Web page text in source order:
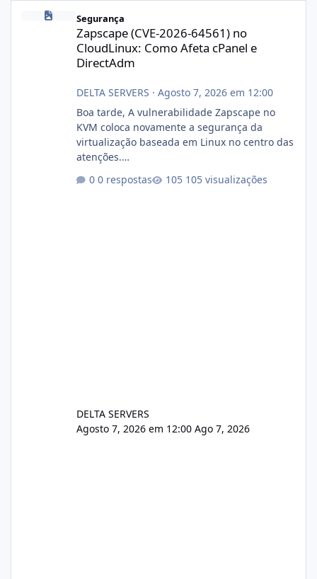
Zapscape (CVE-2026-64561) no CloudLinux: Como Afeta cPanel
Segurança
Zapscape (CVE-2026-64561) no
CloudLinux: Como Afeta cPanel e
DirectAdm
DELTA SERVERS · Agosto 7, 2026 em 12:00
Boa tarde, A vulnerabilidade Zapscape no
KVM coloca novamente a segurança da
virtualização baseada em Linux no centro das
atenções.
xjx23zz5f Criamos uma breve explicação:
0 respostas 105 visualizações
DELTA SERVERS
Agosto 7, 2026 em 12:00 Ago 7, 2026